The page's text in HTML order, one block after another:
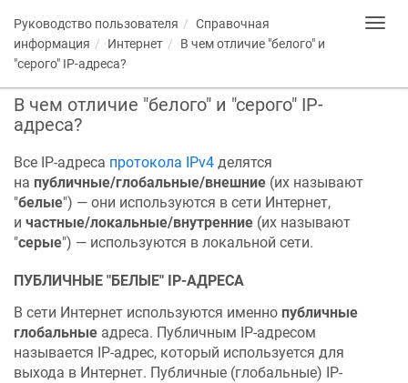
Руководство пользователя
Справочная
информация
Интернет
В чем отличие "белого" и
"серого" IP-адреса?
В чем отличие "белого" и "серого" IP-
адреса?
Все IP-адреса протокола IPv4 делятся
на публичные/глобальные/внешние (их называют
"белые") — они используются в сети Интернет,
и частные/локальные/внутренние (их называют
"серые") — используются в локальной сети.
ПУБЛИЧНЫЕ "БЕЛЫЕ" IP-АДРЕСА
В сети Интернет используются именно публичные
глобальные адреса. Публичным IP-адресом
называется IP-адрес, который используется для
выхода в Интернет. Публичные (глобальные) IP-